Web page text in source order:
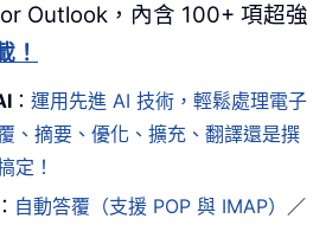
Outlook，內含 100+ 項超強
！
：運用先進 AI 技術，輕鬆處理電子
摘要、優化、擴充、翻譯還是撰
定！
： 自動答覆（支援 POP 與 IMAP） ／